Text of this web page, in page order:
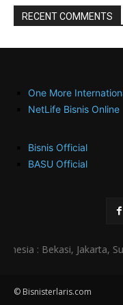
RECENT COMMENTS
One More
NetLife Bisnis Online
Bisnis Official
BASU Official
Jakarta,
© Bisnisterlaris.com